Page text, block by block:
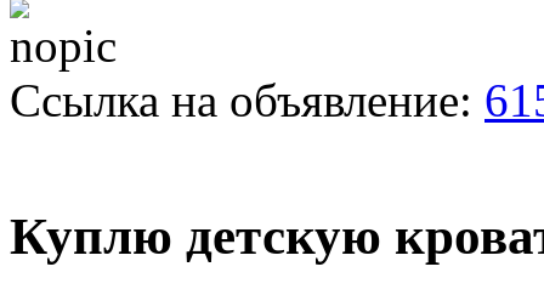
Ссылка на объявление:
Куплю детскую